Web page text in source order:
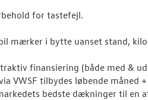
for tastefejl.
mærker i bytte uanset stand,
finansiering (både med &
VWSF tilbydes løbende måned
bedste dækninger til en